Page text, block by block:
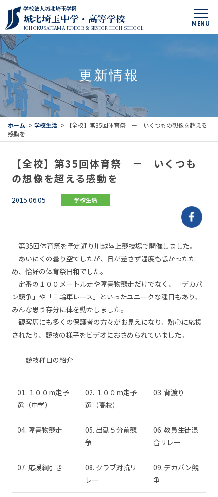
MENU
学校法人城北埼玉学園
城北埼玉中学・高等学校
JOHOKUSAITAMA JUNIOR & SENIOR HIGH SCHOOL
更新情報
ホーム > 学校生活 >
【全校】第35回体育祭 － いくつもの想像を超える
感動を
【全校】第35回体育祭 － いくつも
の想像を超える感動を
2015.06.05 学校生活
第35回体育祭を予定通り川越陸上競技場で開催しました。
あいにくの曇り空でしたが、日が差さず湿度も低かったた
め、恰好の体育祭日和でした。
定番の１００メートル走や障害物競走だけでなく、「デカパ
ン競争」や「三輪車レース」といったユニークな種目もあり、
みんな思う存分に体を動かしました。
観客席にも多くの保護者の方々がお見えになり、熱心に応援
されたり、競技の様子をビデオにおさめられていました。
競技種目の紹介
01. １００m走予
選（中学）
02. １００m走予
選（高校）
03. 背渡り
04. 障害物競走
05. 出勤５分前競
争
06. 教員生徒混
合リレー
07. 応援綱引き
08. クラブ対抗リ
レー
09. デカパン競
争